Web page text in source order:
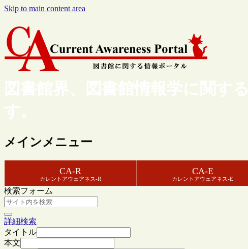
Skip to main content area
図書館界、図書館情報学に関す
す。
メインメニュー
CA-R
カレントアウェアネス-R
CA-E
カレントアウェアネス-E
検索フォーム
詳細検索
タイトル
本文